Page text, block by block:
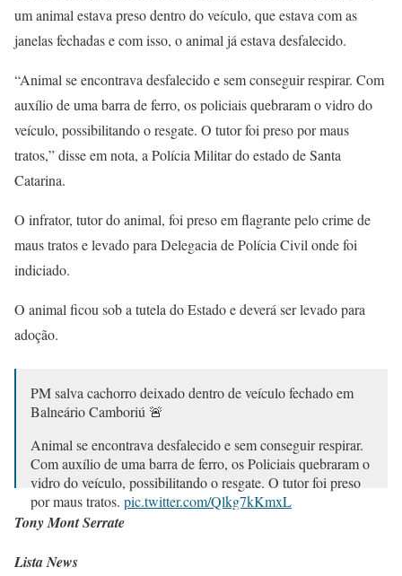
um animal estava preso dentro do veículo, que estava com as
janelas fechadas e com isso, o animal já estava desfalecido.
“Animal se encontrava desfalecido e sem conseguir respirar. Com
auxílio de uma barra de ferro, os policiais quebraram o vidro do
veículo, possibilitando o resgate. O tutor foi preso por maus
tratos,” disse em nota, a Polícia Militar do estado de Santa
Catarina.
O infrator, tutor do animal, foi preso em flagrante pelo crime de
maus tratos e levado para Delegacia de Polícia Civil onde foi
indiciado.
O animal ficou sob a tutela do Estado e deverá ser levado para
adoção.
PM salva cachorro deixado dentro de veículo fechado em
Balneário Camboriú 🚨
Animal se encontrava desfalecido e sem conseguir respirar.
Com auxílio de uma barra de ferro, os Policiais quebraram o
vidro do veículo, possibilitando o resgate. O tutor foi preso
por maus tratos. pic.twitter.com/Qlkg7kKmxL
— POLÍCIA MILITAR DE SANTA CATARINA
(@pmscoficial)
Tony Mont Serrate
Lista News